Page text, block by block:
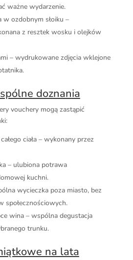
ważne wydarzenie.
w ozdobnym słoiku –
z resztek wosku i olejków
– wydrukowane zdjęcia wklejone
doznania
vouchery mogą zastąpić
ciała – wykonany przez
– ulubiona potrawa
kuchni.
wycieczka poza miasto, bez
społecznościowych.
wina – wspólna degustacja
trunku.
na lata